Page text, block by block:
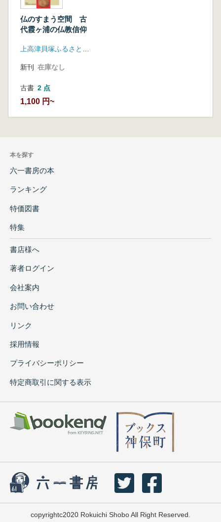
仏のすまう空間 古
代霞ヶ浦の仏教信仰
新刊 在庫なし
古書 2 点
1,100 円~
本を探す
六一書房の本
ランキング
特価図書
特集
書店様へ
著者ログイン
会社案内
お問い合わせ
リンク
採用情報
プライバシーポリシー
特定商取引に関する表示
copyrightc2020 Rokuichi Shobo All Right Reserved.